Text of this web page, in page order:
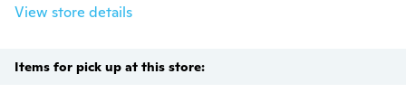
View store details
Items for pick up at this store: